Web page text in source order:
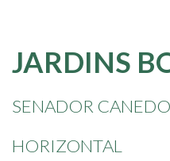
JARDINS
SENADOR
HORIZONTAL